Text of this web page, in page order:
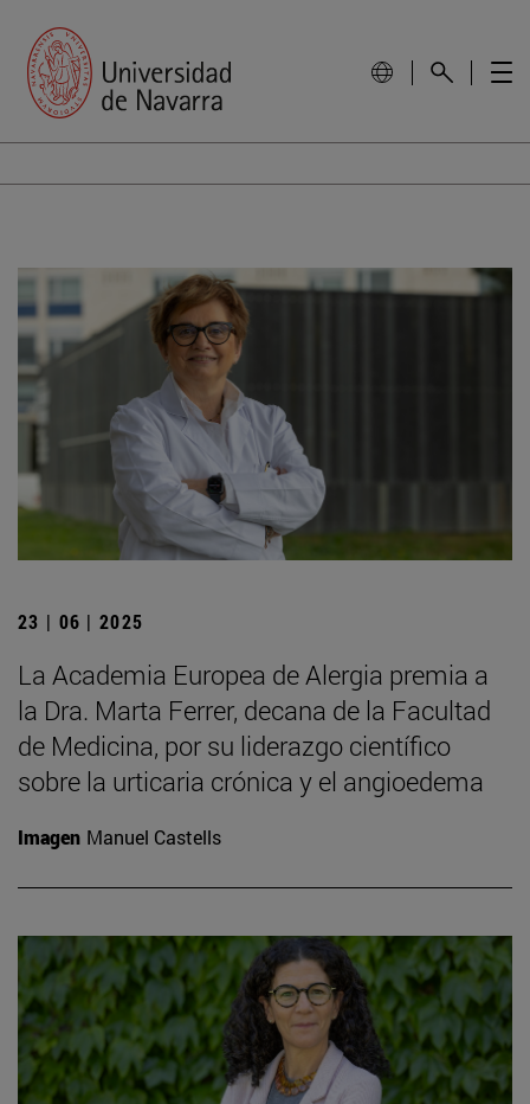
23 | 06 | 2025
La Academia Europea de Alergia premia a
la Dra. Marta Ferrer, decana de la Facultad
de Medicina, por su liderazgo científico
sobre la urticaria crónica y el angioedema
Imagen Manuel Castells